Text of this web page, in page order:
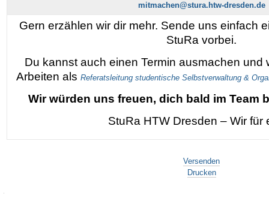
mitmachen@stura.htw-dresden.de
Gern erzählen wir dir mehr. Sende uns einfach
StuRa vorbei.
Du kannst auch einen Termin ausmachen und
Arbeiten alsReferatsleitung studentische Selbstverwaltung &
Wir würden uns freuen, dich bald im Team
StuRa HTW Dresden – Wir für
Versenden
Drucken